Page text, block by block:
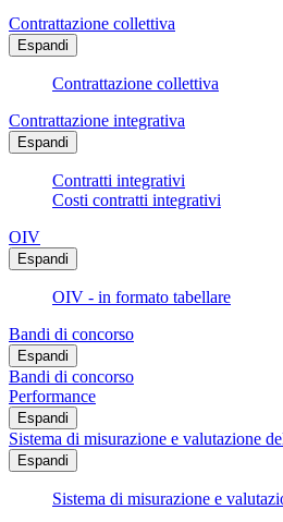
Contrattazione collettiva
Espandi
Contrattazione collettiva
Contrattazione integrativa
Espandi
Contratti integrativi
Costi contratti integrativi
OIV
Espandi
OIV - in formato tabellare
Bandi di concorso
Espandi
Bandi di concorso
Performance
Espandi
Sistema di misurazione e valutazione
Espandi
Sistema di misurazione e